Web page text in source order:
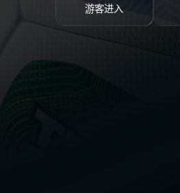
游客进入